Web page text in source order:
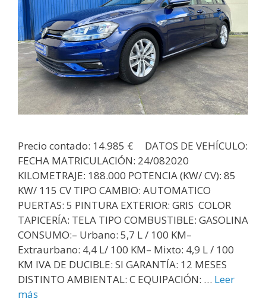
Precio contado: 14.985 € DATOS DE VEHÍCULO:
FECHA MATRICULACIÓN: 24/082020
KILOMETRAJE: 188.000 POTENCIA (KW/ CV): 85
KW/ 115 CV TIPO CAMBIO: AUTOMATICO
PUERTAS: 5 PINTURA EXTERIOR: GRIS COLOR
TAPICERÍA: TELA TIPO COMBUSTIBLE: GASOLINA
CONSUMO:– Urbano: 5,7 L / 100 KM–
Extraurbano: 4,4 L/ 100 KM– Mixto: 4,9 L / 100
KM IVA DE DUCIBLE: SI GARANTÍA: 12 MESES
DISTINTO AMBIENTAL: C EQUIPACIÓN: … Leer
más